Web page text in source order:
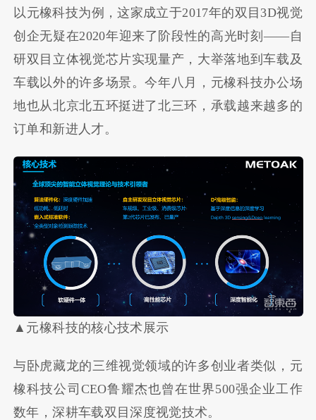
以元橡科技为例，这家成立于2017年的双目3D视觉
创企无疑在2020年迎来了阶段性的高光时刻——自
研双目立体视觉芯片实现量产，大举落地到车载及
车载以外的许多场景。今年八月，元橡科技办公场
地也从北京北五环挺进了北三环，承载越来越多的
订单和新进人才。
▲元橡科技的核心技术展示
与卧虎藏龙的三维视觉领域的许多创业者类似，元
橡科技公司CEO鲁耀杰也曾在世界500强企业工作
数年，深耕车载双目深度视觉技术。